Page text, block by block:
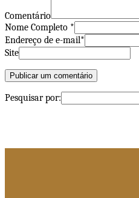
Comentário
Nome Completo *
Endereço de e-mail*
Site
Pesquisar por: